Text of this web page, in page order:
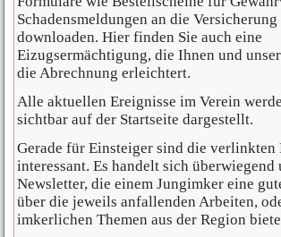
Schadensmeldungen an die Versicherung
downloaden. Hier finden Sie auch eine
Eizugsermächtigung, die Ihnen und
die Abrechnung erleichtert.
Alle aktuellen Ereignisse im Verein
sichtbar auf der Startseite dargestellt.
Gerade für Einsteiger sind die verlinkten
interessant. Es handelt sich überwiegend
Newsletter, die einem Jungimker eine
über die jeweils anfallenden Arbeiten,
imkerlichen Themen aus der Region